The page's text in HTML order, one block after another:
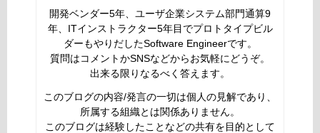
開発ベンダー5年、ユーザ企業システム部門通算9
年、ITインストラクター5年目でプロトタイプビル
ダーもやりだしたSoftware Engineerです。
質問はコメントかSNSなどからお気軽にどうぞ。
出来る限りなるべく答えます。
このブログの内容/発言の一切は個人の見解であり、
所属する組織とは関係ありません。
このブログは経験したことなどの共有を目的として